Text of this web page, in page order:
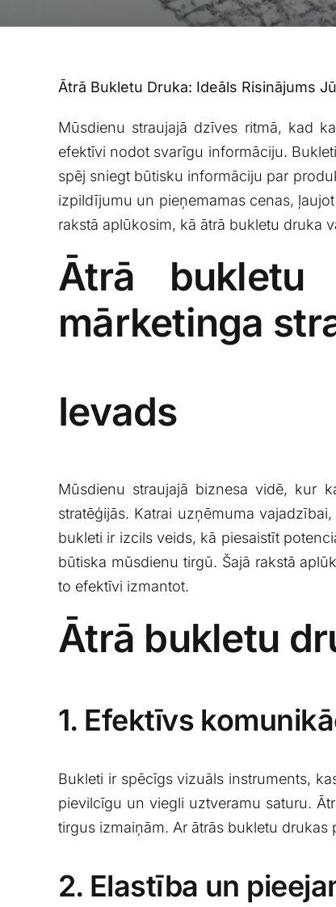
Ātrā Bukletu Druka: Ideāls Risinājums
Mūsdienu straujajā dzīves ⁢ritmā, kad
efektīvi nodot svarīgu informāciju.
spēj sniegt būtisku informāciju par
izpildījumu un pieņemamas⁤ cenas,
rakstā aplūkosim,⁣ kā ⁣ātrā bukletu ⁢druka
Ātrā bukletu
mārketinga
Ievads
Mūsdienu ‍straujajā⁢ biznesa vidē, kur
‍stratēģijās. Katrai uzņēmuma
bukleti ‌ir⁣ izcils veids, ⁣kā piesaistīt
būtiska mūsdienu tirgū. Šajā rakstā
⁢to efektīvi izmantot.
Ātrā bukletu
1. Efektīvs
Bukleti ‍ir spēcīgs vizuāls instruments,
pievilcīgu un viegli uztveramu ⁤saturu.
tirgus ⁢izmaiņām. Ar ātrās bukletu
2.⁢ Elastība un